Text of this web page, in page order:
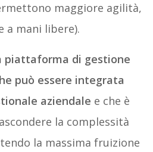
maggiore agilità,
a mani libere).
piattaforma di gestione
può essere integrata
aziendale e che è
la complessità
la massima fruizione